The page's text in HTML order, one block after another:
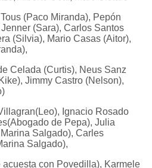
(Paco Miranda), Pepón
(Sara), Carlos Santos
(Silvia), Mario Casas (Aitor),
Celada (Curtis), Neus Sanz
Jimmy Castro (Nelson),
Ignacio Rosado
de Pepa), Julia
Salgado), Carles
Salgado),
con Povedilla), Karmele